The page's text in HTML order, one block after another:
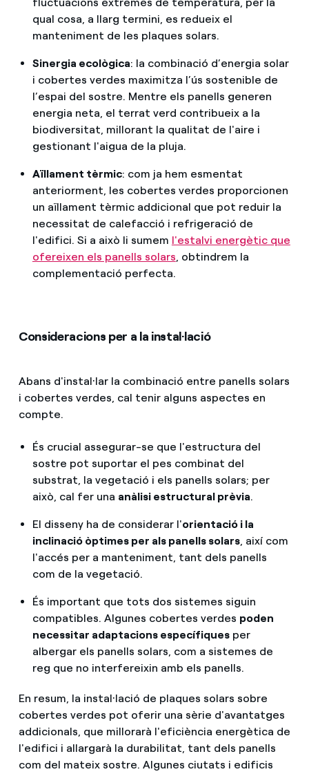
qual cosa, a llarg termini, es redueix el
manteniment de les plaques solars.
Sinergia ecològica: la combinació d’energia solar
i cobertes verdes maximitza l’ús sostenible de
l’espai del sostre. Mentre els panells generen
energia neta, el terrat verd contribueix a la
biodiversitat, millorant la qualitat de l'aire i
gestionant l'aigua de la pluja.
Aïllament tèrmic: com ja hem esmentat
anteriorment, les cobertes verdes proporcionen
un aïllament tèrmic addicional que pot reduir la
necessitat de calefacció i refrigeració de
l'edifici. Si a això li sumem l'estalvi energètic que
ofereixen els panells solars, obtindrem la
complementació perfecta.
Consideracions per a la instal·lació
Abans d'instal·lar la combinació entre panells solars
i cobertes verdes, cal tenir alguns aspectes en
compte.
És crucial assegurar-se que l'estructura del
sostre pot suportar el pes combinat del
substrat, la vegetació i els panells solars; per
això, cal fer una anàlisi estructural prèvia.
El disseny ha de considerar l'orientació i la
inclinació òptimes per als panells solars, així com
l'accés per a manteniment, tant dels panells
com de la vegetació.
És important que tots dos sistemes siguin
compatibles. Algunes cobertes verdes poden
necessitar adaptacions específiquesper
albergar els panells solars, com a sistemes de
reg que no interfereixin amb els panells.
En resum, la instal·lació de plaques solars sobre
cobertes verdes pot oferir una sèrie d'avantatges
addicionals, que millorarà l'eficiència energètica de
l'edifici i allargarà la durabilitat, tant dels panells
com del mateix sostre. Algunes ciutats i edificis